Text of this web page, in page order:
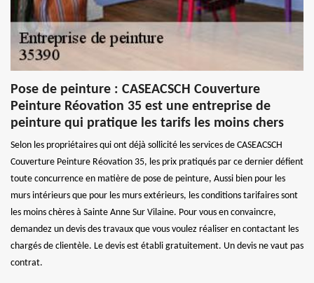
Pose de peinture : CASEACSCH Couverture
Peinture Réovation 35 est une entreprise de
peinture qui pratique les tarifs les moins chers
Selon les propriétaires qui ont déjà sollicité les services de CASEACSCH
Couverture Peinture Réovation 35, les prix pratiqués par ce dernier défient
toute concurrence en matière de pose de peinture, Aussi bien pour les
murs intérieurs que pour les murs extérieurs, les conditions tarifaires sont
les moins chères à Sainte Anne Sur Vilaine. Pour vous en convaincre,
demandez un devis des travaux que vous voulez réaliser en contactant les
chargés de clientèle. Le devis est établi gratuitement. Un devis ne vaut pas
contrat.